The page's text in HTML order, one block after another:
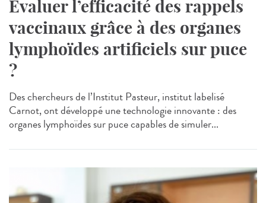
Evaluer l’efficacité des rappels
vaccinaux grâce à des organes
lymphoïdes artificiels sur puce
?
Des chercheurs de l’Institut Pasteur, institut labelisé
Carnot, ont développé une technologie innovante : des
organes lymphoïdes sur puce capables de simuler...